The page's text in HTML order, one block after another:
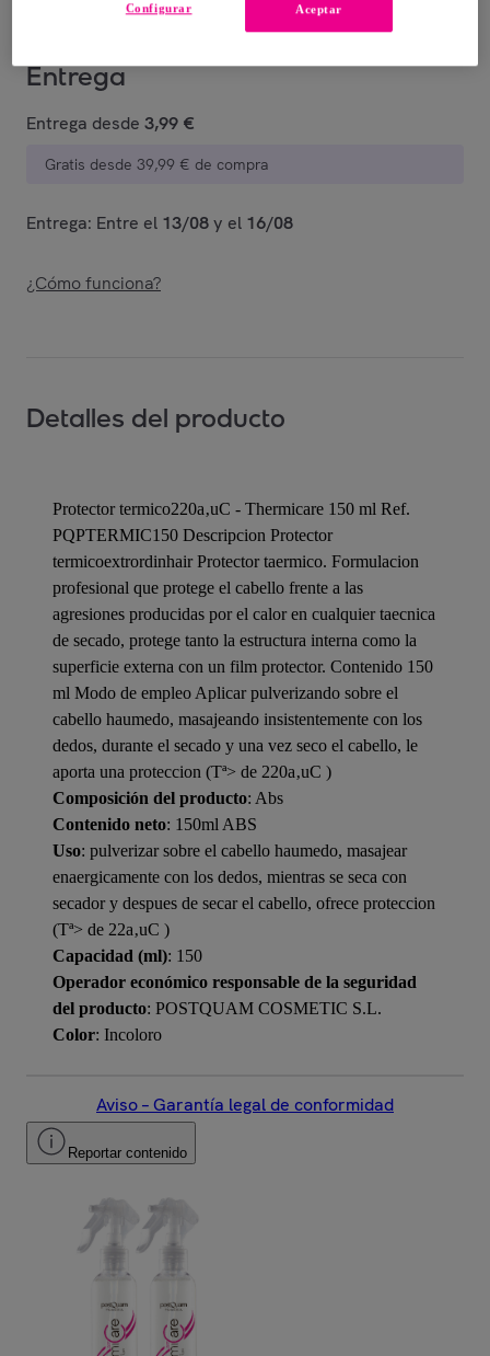
Entrega
Entrega desde 3,99 €
Gratis desde 39,99 € de compra
Entrega: Entre el 13/08y el 16/08
¿Cómo funciona?
Detalles del producto
Protector termico220a‚uC - Thermicare 150 ml Ref.
PQPTERMIC150 Descripcion Protector
termicoextrordinhair Protector taermico. Formulacion
profesional que protege el cabello frente a las
agresiones producidas por el calor en cualquier taecnica
de secado, protege tanto la estructura interna como la
superficie externa con un film protector. Contenido 150
ml Modo de empleo Aplicar pulverizando sobre el
cabello haumedo, masajeando insistentemente con los
dedos, durante el secado y una vez seco el cabello, le
aporta una proteccion (Tª> de 220a‚uC )
Composición del producto: Abs
Contenido neto: 150ml ABS
Uso: pulverizar sobre el cabello haumedo, masajear
enaergicamente con los dedos, mientras se seca con
secador y despues de secar el cabello, ofrece proteccion
(Tª> de 22a‚uC )
Capacidad (ml): 150
Operador económico responsable de la seguridad
del producto: POSTQUAM COSMETIC S.L.
Color: Incoloro
Aviso – Garantía legal de conformidad
Reportar contenido
Aceptar
Configurar